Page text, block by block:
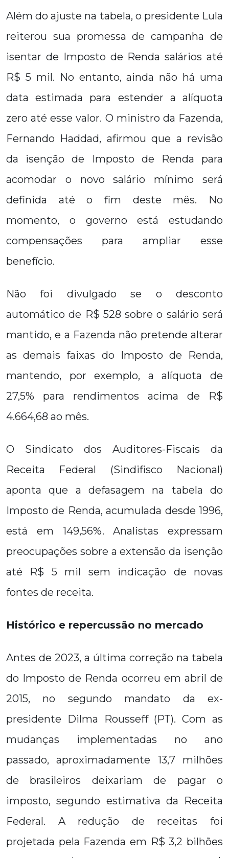
Além do ajuste na tabela, o presidente Lula
reiterou sua promessa de campanha de
isentar de Imposto de Renda salários até
R$ 5 mil. No entanto, ainda não há uma
data estimada para estender a alíquota
zero até esse valor. O ministro da Fazenda,
Fernando Haddad, afirmou que a revisão
da isenção de Imposto de Renda para
acomodar o novo salário mínimo será
definida até o fim deste mês. No
momento, o governo está estudando
compensações para ampliar esse
benefício.
Não foi divulgado se o desconto
automático de R$ 528 sobre o salário será
mantido, e a Fazenda não pretende alterar
as demais faixas do Imposto de Renda,
mantendo, por exemplo, a alíquota de
27,5% para rendimentos acima de R$
4.664,68 ao mês.
O Sindicato dos Auditores-Fiscais da
Receita Federal (Sindifisco Nacional)
aponta que a defasagem na tabela do
Imposto de Renda, acumulada desde 1996,
está em 149,56%. Analistas expressam
preocupações sobre a extensão da isenção
até R$ 5 mil sem indicação de novas
fontes de receita.
Histórico e repercussão no mercado
Antes de 2023, a última correção na tabela
do Imposto de Renda ocorreu em abril de
2015, no segundo mandato da ex-
presidente Dilma Rousseff (PT). Com as
mudanças implementadas no ano
passado, aproximadamente 13,7 milhões
de brasileiros deixariam de pagar o
imposto, segundo estimativa da Receita
Federal. A redução de receitas foi
projetada pela Fazenda em R$ 3,2 bilhões